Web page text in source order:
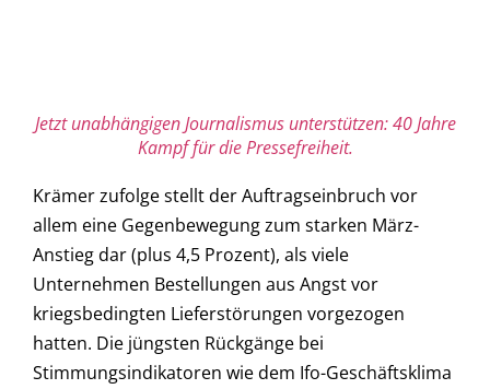
Jetzt unabhängigen Journalismus unterstützen: 40 Jahre
Kampf für die Pressefreiheit.
Krämer zufolge stellt der Auftragseinbruch vor
allem eine Gegenbewegung zum starken März-
Anstieg dar (plus 4,5 Prozent), als viele
Unternehmen Bestellungen aus Angst vor
kriegsbedingten Lieferstörungen vorgezogen
hatten. Die jüngsten Rückgänge bei
Stimmungsindikatoren wie dem Ifo-Geschäftsklima